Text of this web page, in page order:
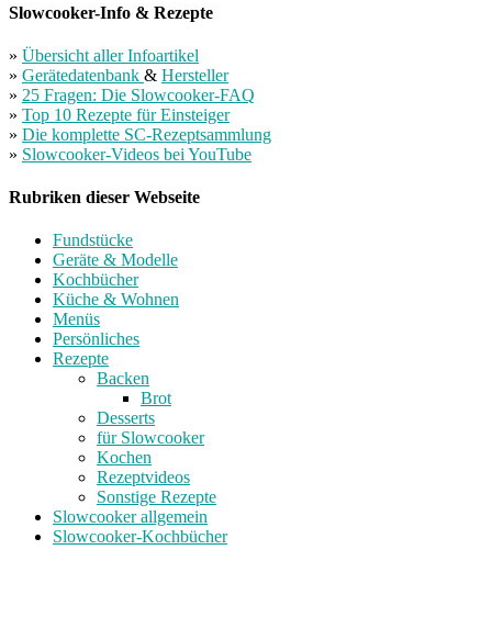
Slowcooker-Info & Rezepte
» Übersicht aller Infoartikel
» Gerätedatenbank & Hersteller
» 25 Fragen: Die Slowcooker-FAQ
» Top 10 Rezepte für Einsteiger
» Die komplette SC-Rezeptsammlung
» Slowcooker-Videos bei YouTube
Rubriken dieser Webseite
Fundstücke
Geräte & Modelle
Kochbücher
Küche & Wohnen
Menüs
Persönliches
Rezepte
Backen
Brot
Desserts
für Slowcooker
Kochen
Rezeptvideos
Sonstige Rezepte
Slowcooker allgemein
Slowcooker-Kochbücher